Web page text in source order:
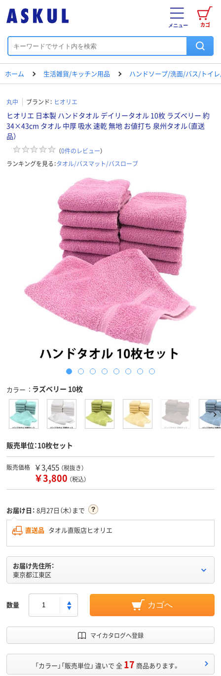
カゴ
メニュー
ホーム 生活雑貨/キッチン用品 ハンドソープ/洗面/バス/トイ
丸中 ブランド： ヒオリエ
ヒオリエ 日本製 ハンドタオル デイリータオル 10枚 ラズベリー 約
34×43cm タオル 中厚 吸水 速乾 無地 お値打ち 泉州タオル（直送
品）
（0件のレビュー）
ランキングを見る：タオル/バスマット/バスローブ
カラー ラズベリー 10枚
販売単位：10枚セット
販売価格 ￥3,455 （税抜き）
￥3,800 （税込）
お届け日： 8月27日（木）まで
直送品 タオル直販店ヒオリエ
お届け先住所：
東京都江東区
数量 カゴへ
マイカタログへ登録
「カラー」「販売単位」 違いで 全 17 商品あります。